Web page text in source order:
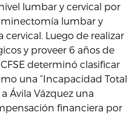
lumbar y cervical por
lumbar y
Luego de realizar
y proveer 6 años de
determinó clasificar
una “Incapacidad Total
Ávila Vázquez una
financiera por